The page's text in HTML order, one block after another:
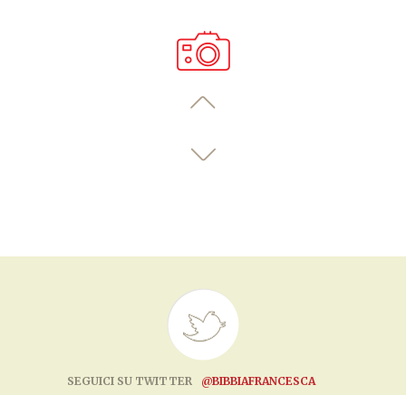
SEGUICI SU TWITTER
@BIBBIAFRANCESCA